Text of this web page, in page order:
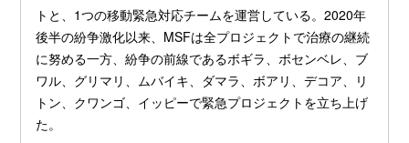
トと、1つの移動緊急対応チームを運営している。2020年
後半の紛争激化以来、MSFは全プロジェクトで治療の継続
に努める一方、紛争の前線であるボギラ、ボセンベレ、ブ
ワル、グリマリ、ムバイキ、ダマラ、ボアリ、デコア、リ
トン、クワンゴ、イッピーで緊急プロジェクトを立ち上げ
た。